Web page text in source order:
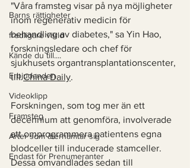
Barns rättigheter
fredligare värld
Kände du till....
Erbjudanden
Videoklipp
Framsteg
Arter som återhämtar sig
Endast för Prenumeranter
"Våra framsteg visar på nya möjligheter
inom regenerativ medicin för
behandling av diabetes," sa Yin Hao,
forskningsledare och chef för
sjukhusets organtransplantationscenter,
till China Daily.
Forskningen, som tog mer än ett
decennium att genomföra, involverade
att omprogrammera patientens egna
blodceller till inducerade stamceller.
Dessa omvandlades sedan till